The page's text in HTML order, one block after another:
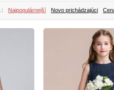
: Najpopulárnejší Novo prichádzajúci